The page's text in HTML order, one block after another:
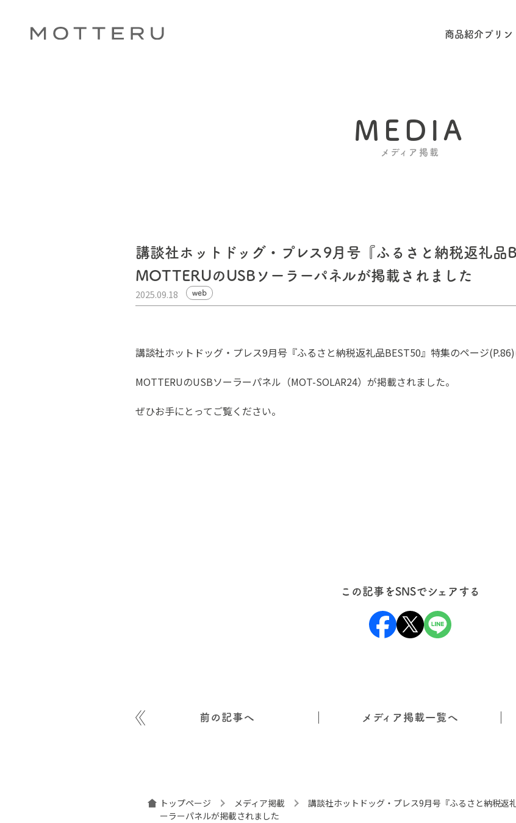
商品紹介 プリン
MEDIA
メディア掲載
2025.09.18 web
講談社ホットドッグ・プレス9月号『ふるさと納税返礼品
MOTTERUのUSBソーラーパネルが掲載されました
講談社ホットドッグ・プレス9月号『ふるさと納税返礼品BEST50』特集のページ
MOTTERUのUSBソーラーパネル（MOT-SOLAR24）が掲載されました。
ぜひお手にとってご覧ください。
この記事をSNSでシェアする
前の記事へ メディア掲載一覧へ
トップページ メディア掲載
講談社ホットドッグ・プレス9月号『ふるさと納税返
ーラーパネルが掲載されました